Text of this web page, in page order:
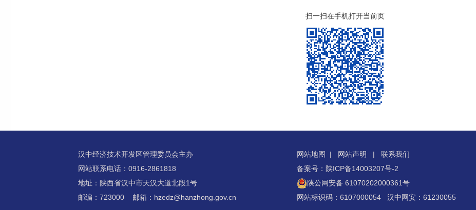
扫一扫在手机打开当前页
汉中经济技术开发区管理委员会主办
网站联系电话：0916-2861818
地址：陕西省汉中市天汉大道北段1号
邮编：723000 邮箱：hzedz@hanzhong.gov.cn
网站地图 | 网站声明 | 联系我们
备案号：陕ICP备14003207号-2
陕公网安备 61070202000361号
网站标识码：6107000054 汉中网安：61230055